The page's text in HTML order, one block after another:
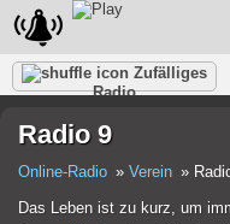
Zufälliges
Radio
Rap
Trans
Radio 9
Online-Radio Verein
Das Leben ist zu kurz, um